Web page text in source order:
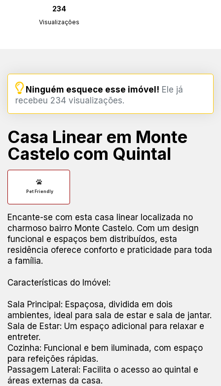
234
Visualizações
Ninguém esquece esse imóvel! Ele já
recebeu 234 visualizações.
Casa Linear em Monte
Castelo com Quintal
Pet Friendly
Encante-se com esta casa linear localizada no
charmoso bairro Monte Castelo. Com um design
funcional e espaços bem distribuídos, esta
residência oferece conforto e praticidade para toda
a família.
Características do Imóvel:
Sala Principal: Espaçosa, dividida em dois
ambientes, ideal para sala de estar e sala de jantar.
Sala de Estar: Um espaço adicional para relaxar e
entreter.
Cozinha: Funcional e bem iluminada, com espaço
para refeições rápidas.
Passagem Lateral: Facilita o acesso ao quintal e
áreas externas da casa.